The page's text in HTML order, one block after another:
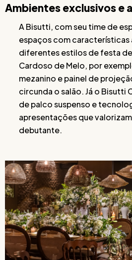
Ambientes exclusivos e
A Bisutti, com seu time de
espaços com características
diferentes estilos de festa de
Cardoso de Melo, por
mezanino e painel de
circunda o salão. Já o Bisutti
de palco suspenso e
apresentações que
debutante.